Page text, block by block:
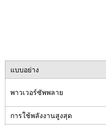
แบบอย่าง
พาวเวอร์ซัพพลาย
การใช้พลังงานสูงสุด